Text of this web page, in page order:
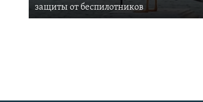
защиты от беспилотников